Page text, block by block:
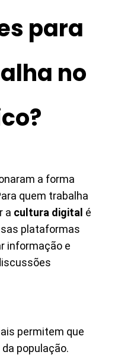
para
no
a forma
quem trabalha
a cultura digital é
plataformas
informação e
permitem que
população.